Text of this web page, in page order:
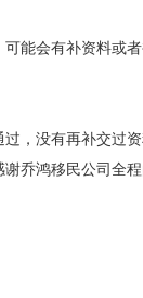
能会有补资料或
，没有再补交过
乔鸿移民公司全